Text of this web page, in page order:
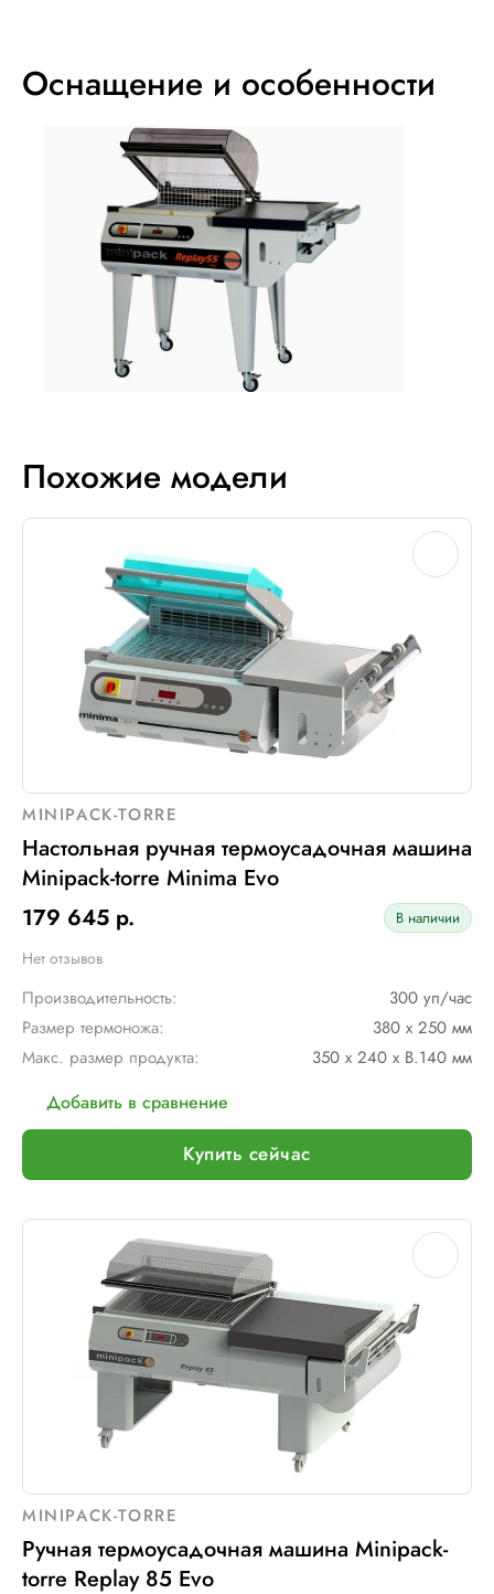
Оснащение и особенности
Похожие модели
MINIPACK-TORRE
Настольная ручная термоусадочная машина
Minipack-torre Minima Evo
179 645 р.
В наличии
Нет отзывов
Производительность:
300 уп/час
Размер термоножа:
380 x 250 мм
Макс. размер продукта:
350 х 240 х В.140 мм
Добавить в сравнение
Купить сейчас
MINIPACK-TORRE
Ручная термоусадочная машина Minipack-
torre Replay 85 Evo